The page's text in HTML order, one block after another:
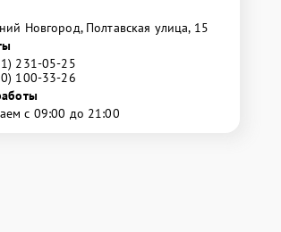
Новгород, Полтавская улица, 15
231-05-25
100-33-26
с 09:00 до 21:00